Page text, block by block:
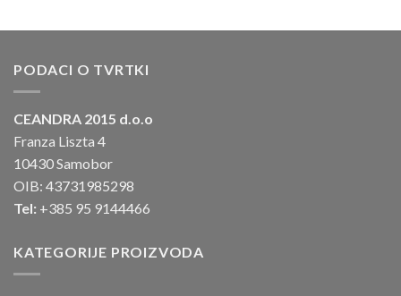
PODACI O TVRTKI
CEANDRA 2015 d.o.o
Franza Liszta 4
10430 Samobor
OIB: 43731985298
Tel: +385 95 9144466
KATEGORIJE PROIZVODA